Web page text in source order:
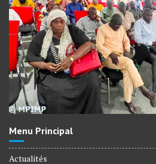
Menu Principal
Actualités